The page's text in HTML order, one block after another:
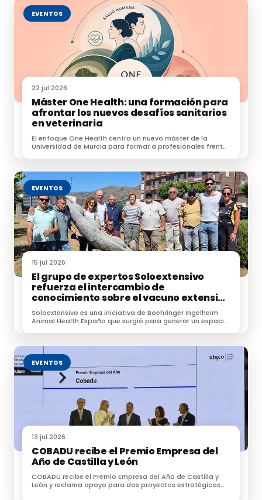
Te puede interesar:
Indemnización por la enfermedad hemorrágica
La Junta pide apoyo al Gobierno ante la enfermedad
hemorrágica epizoótica
La enfermedad hemorrágica epizoótica llega a Galicia
EVENTOS
22 jul 2026
Máster One Health: una formación para
afrontar los nuevos desafíos sanitarios
en veterinaria
El enfoque One Health centra un nuevo máster de la
Universidad de Murcia para formar a profesionales frente
EVENTOS
15 jul 2026
El grupo de expertos Soloextensivo
refuerza el intercambio de
conocimiento sobre el vacuno extensivo
en su encuentro anual
Soloextensivo es una iniciativa de Boehringer Ingelheim
Animal Health España que surgió para generar un espacio
EVENTOS
13 jul 2026
COBADU recibe el Premio Empresa del
Año de Castilla y León
COBADU recibe el Premio Empresa del Año de Castilla y
León y reclama apoyo para dos proyectos estratégicos